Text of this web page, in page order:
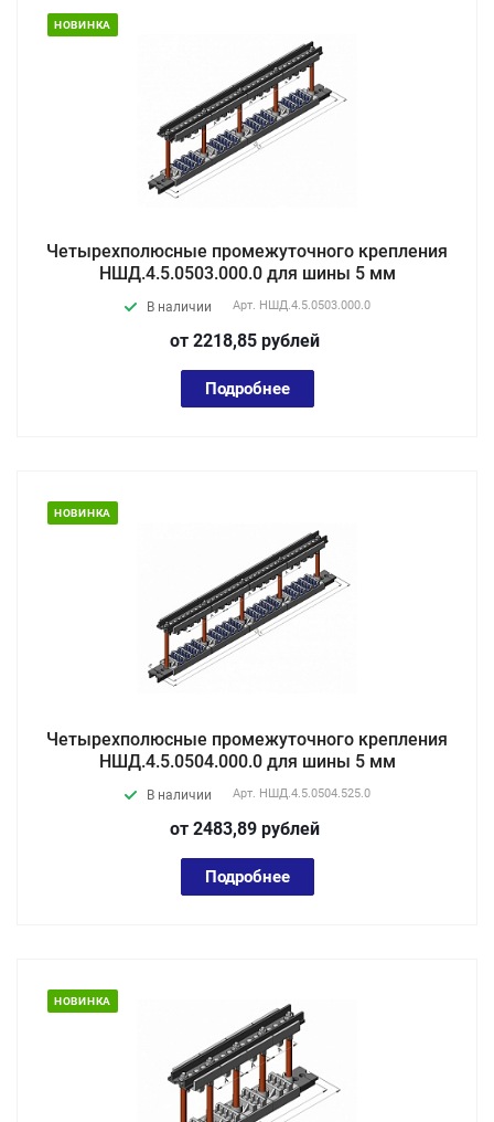
НОВИНКА
Четырехполюсные промежуточного крепления
НШД.4.5.0503.000.0 для шины 5 мм
В наличии Арт. НШД.4.5.0503.000.0
от 2218,85 рублей
Подробнее
НОВИНКА
Четырехполюсные промежуточного крепления
НШД.4.5.0504.000.0 для шины 5 мм
В наличии Арт. НШД.4.5.0504.525.0
от 2483,89 рублей
Подробнее
НОВИНКА